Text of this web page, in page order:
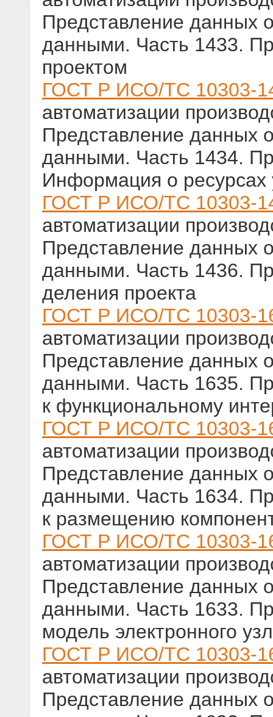
Представление данных
данными. Часть 1433.
проектом
ГОСТ Р ИСО/ТС 10303-
автоматизации
Представление данных
данными. Часть 1434.
Информация о ресурсах
ГОСТ Р ИСО/ТС 10303-
автоматизации
Представление данных
данными. Часть 1436.
деления проекта
ГОСТ Р ИСО/ТС 10303-
автоматизации
Представление данных
данными. Часть 1635.
к функциональному
ГОСТ Р ИСО/ТС 10303-
автоматизации
Представление данных
данными. Часть 1634.
к размещению
ГОСТ Р ИСО/ТС 10303-
автоматизации
Представление данных
данными. Часть 1633.
модель электронного
ГОСТ Р ИСО/ТС 10303-
автоматизации
Представление данных